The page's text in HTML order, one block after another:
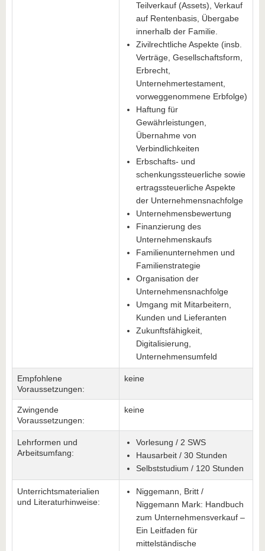
Teilverkauf (Assets), Verkauf
auf Rentenbasis, Übergabe
innerhalb der Familie.
Zivilrechtliche Aspekte (insb.
Verträge, Gesellschaftsform,
Erbrecht,
Unternehmertestament,
vorweggenommene Erbfolge)
Haftung für
Gewährleistungen,
Übernahme von
Verbindlichkeiten
Erbschafts- und
schenkungssteuerliche sowie
ertragssteuerliche Aspekte
der Unternehmensnachfolge
Unternehmensbewertung
Finanzierung des
Unternehmenskaufs
Familienunternehmen und
Familienstrategie
Organisation der
Unternehmensnachfolge
Umgang mit Mitarbeitern,
Kunden und Lieferanten
Zukunftsfähigkeit,
Digitalisierung,
Unternehmensumfeld
Empfohlene
Voraussetzungen:
keine
Zwingende
Voraussetzungen:
keine
Lehrformen und
Arbeitsumfang:
Vorlesung / 2 SWS
Hausarbeit / 30 Stunden
Selbststudium / 120 Stunden
Unterrichtsmaterialien
und Literaturhinweise:
Niggemann, Britt /
Niggemann Mark: Handbuch
zum Unternehmensverkauf –
Ein Leitfaden für
mittelständische